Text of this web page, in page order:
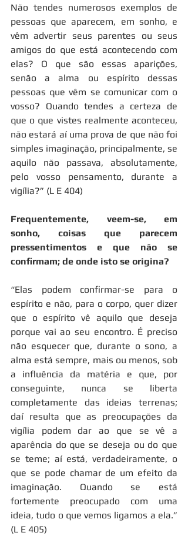
Não tendes numerosos exemplos de
pessoas que aparecem, em sonho, e
vêm advertir seus parentes ou seus
amigos do que está acontecendo com
elas? O que são essas aparições,
senão a alma ou espírito dessas
pessoas que vêm se comunicar com o
vosso? Quando tendes a certeza de
que o que vistes realmente aconteceu,
não estará aí uma prova de que não foi
simples imaginação, principalmente, se
aquilo não passava, absolutamente,
pelo vosso pensamento, durante a
vigília?” (L E 404)
Frequentemente, veem-se, em
sonho, coisas que parecem
pressentimentos e que não se
confirmam; de onde isto se origina?
“Elas podem confirmar-se para o
espírito e não, para o corpo, quer dizer
que o espírito vê aquilo que deseja
porque vai ao seu encontro. É preciso
não esquecer que, durante o sono, a
alma está sempre, mais ou menos, sob
a influência da matéria e que, por
conseguinte, nunca se liberta
completamente das ideias terrenas;
daí resulta que as preocupações da
vigília podem dar ao que se vê a
aparência do que se deseja ou do que
se teme; aí está, verdadeiramente, o
que se pode chamar de um efeito da
imaginação. Quando se está
fortemente preocupado com uma
ideia, tudo o que vemos ligamos a ela.”
(L E 405)